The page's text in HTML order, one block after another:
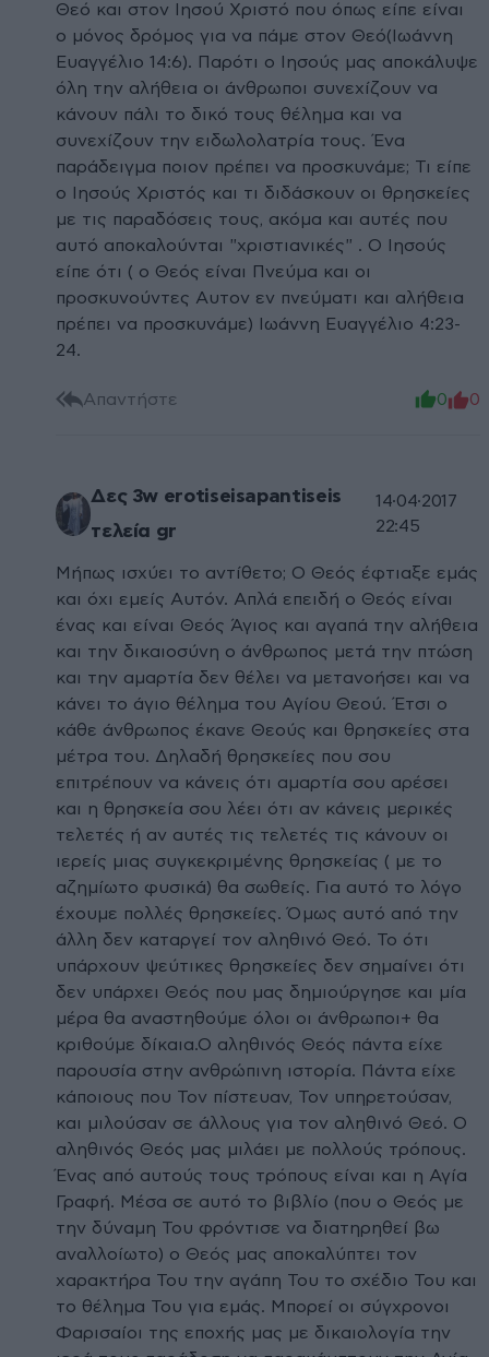
Θεό και στον Ιησού Χριστό που όπως είπε είναι
ο μόνος δρόμος για να πάμε στον Θεό(Ιωάννη
Ευαγγέλιο 14:6). Παρότι ο Ιησούς μας αποκάλυψε
όλη την αλήθεια οι άνθρωποι συνεχίζουν να
κάνουν πάλι το δικό τους θέλημα και να
συνεχίζουν την ειδωλολατρία τους. Ένα
παράδειγμα ποιον πρέπει να προσκυνάμε; Τι είπε
ο Ιησούς Χριστός και τι διδάσκουν οι θρησκείες
με τις παραδόσεις τους, ακόμα και αυτές που
αυτό αποκαλούνται "χριστιανικές" . Ο Ιησούς
είπε ότι ( ο Θεός είναι Πνεύμα και οι
προσκυνούντες Αυτον εν πνεύματι και αλήθεια
πρέπει να προσκυνάμε) Ιωάννη Ευαγγέλιο 4:23-
24.
Απαντήστε 0 0
Δες 3w erotiseisapantiseis
τελεία gr
14·04·2017
22:45
Μήπως ισχύει το αντίθετο; Ο Θεός έφτιαξε εμάς
και όχι εμείς​ Αυτόν. Απλά επειδή ο Θεός είναι
ένας και είναι Θεός Άγιος και αγαπά την αλήθεια
και την δικαιοσύνη ο άνθρωπος μετά την πτώση
και την αμαρτία δεν θέλει να μετανοήσει και να
κάνει το άγιο θέλημα του Αγίου Θεού. Έτσι ο
κάθε άνθρωπος έκανε Θεούς και θρησκείες στα
μέτρα του. Δηλαδή θρησκείες που σου
επιτρέπουν να κάνεις ότι αμαρτία σου αρέσει
και η θρησκεία σου λέει ότι αν κάνεις μερικές
τελετές ή αν αυτές τις τελετές τις κάνουν οι
ιερείς μιας συγκεκριμένης θρησκείας ( με το
αζημίωτο φυσικά) θα σωθείς. Για αυτό το λόγο
έχουμε πολλές θρησκείες. Όμως αυτό από την
άλλη δεν καταργεί τον αληθινό Θεό. Το ότι
υπάρχουν ψεύτικες θρησκείες δεν σημαίνει ότι
δεν υπάρχει Θεός που μας δημιούργησε και μία
μέρα θα αναστηθούμε όλοι οι άνθρωποι+ θα
κριθούμε δίκαια.Ο αληθινός Θεός πάντα είχε
παρουσία στην ανθρώπινη ιστορία. Πάντα είχε
κάποιους που Τον πίστευαν, Τον υπηρετούσαν,
και μιλούσαν σε άλλους για τον αληθινό Θεό. Ο
αληθινός Θεός μας μιλάει με πολλούς τρόπους.
Ένας από αυτούς τους τρόπους είναι και η Αγία
Γραφή. Μέσα σε αυτό το βιβλίο (που ο Θεός με
την δύναμη Του φρόντισε να διατηρηθεί βω
αναλλοίωτο) ο Θεός μας αποκαλύπτει τον
χαρακτήρα Του την αγάπη Του το σχέδιο Του και
το θέλημα Του για εμάς. Μπορεί οι σύγχρονοι
Φαρισαίοι της εποχής μας με δικαιολογία την